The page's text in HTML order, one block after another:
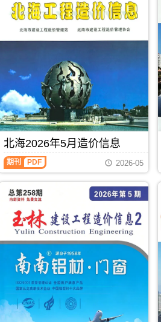
清
包
区：
宜
州
区、
罗
城
县、
环
江
县、
都
县、
化
县、
峨
县、
港
工
造
价
信
息）
期
刊，
由
贵
港
市
建
设
价
贵
港
北海2026年5月造价信息
北
海
年
信
（北
造
价
期刊 PDF 2026-05